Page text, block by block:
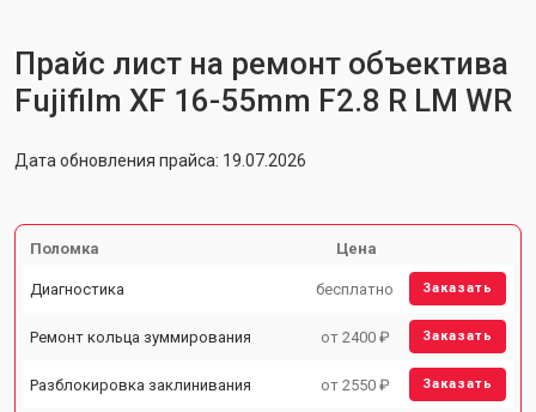
Прайс лист на ремонт объектива
Fujifilm XF 16-55mm F2.8 R LM WR
Дата обновления прайса: 19.07.2026
Поломка Цена
Диагностика бесплатно Заказать
Ремонт кольца зуммирования от 2400 ₽ Заказать
Разблокировка заклинивания от 2550 ₽ Заказать